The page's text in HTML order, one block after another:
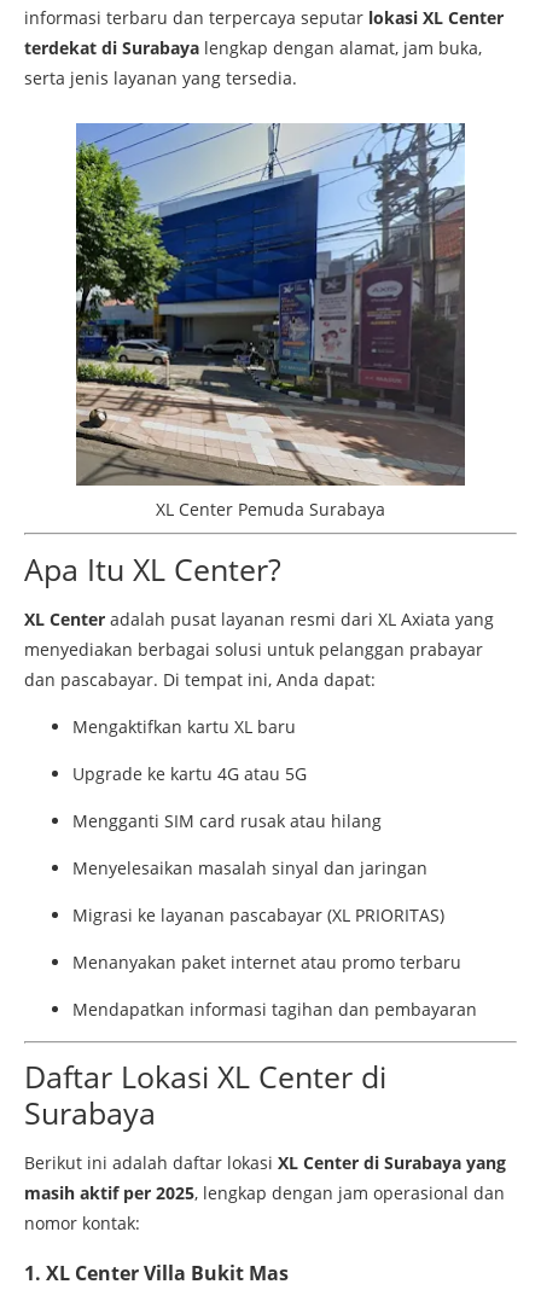
informasi terbaru dan terpercaya seputar lokasi XL Center
terdekat di Surabaya lengkap dengan alamat, jam buka,
serta jenis layanan yang tersedia.
XL Center Pemuda Surabaya
Apa Itu XL Center?
XL Center adalah pusat layanan resmi dari XL Axiata yang
menyediakan berbagai solusi untuk pelanggan prabayar
dan pascabayar. Di tempat ini, Anda dapat:
Mengaktifkan kartu XL baru
Upgrade ke kartu 4G atau 5G
Mengganti SIM card rusak atau hilang
Menyelesaikan masalah sinyal dan jaringan
Migrasi ke layanan pascabayar (XL PRIORITAS)
Menanyakan paket internet atau promo terbaru
Mendapatkan informasi tagihan dan pembayaran
Daftar Lokasi XL Center di
Surabaya
Berikut ini adalah daftar lokasi XL Center di Surabaya yang
masih aktif per 2025, lengkap dengan jam operasional dan
nomor kontak:
1. XL Center Villa Bukit Mas